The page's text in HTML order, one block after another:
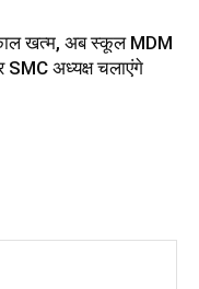
खत्म, अब स्कूल MDM
SMC अध्यक्ष चलाएंगे